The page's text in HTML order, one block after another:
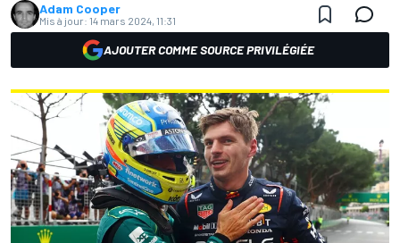
Adam Cooper
Mis à jour: 14 mars 2024, 11:31
AJOUTER COMME SOURCE PRIVILÉGIÉE